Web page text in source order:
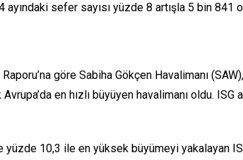
sefer sayısı yüzde 8 artışla 5 bin 841
göre Sabiha Gökçen Havalimanı
en hızlı büyüyen havalimanı oldu.
yüzde 10,3 ile en yüksek büyümeyi